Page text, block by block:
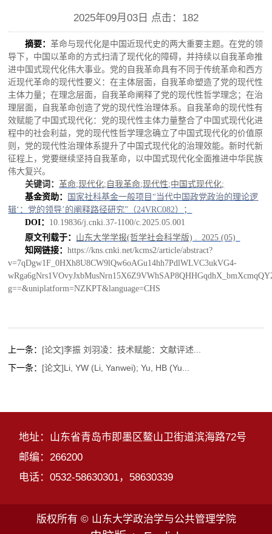
2025年09月03日 点击： 182
摘要：
革命与现代化是中国近现代史的两大重要主题。在党的领
导下，中国以革命的方式扫清了现代化的障碍，并持续以自我革命推
进中国式现代化伟大事业。党的自我革命具有不同于传统革命和西方
近现代革命的现代性要义：在主体层面，自我革命塑造了党的现代性
主体力量；在理念层面，自我革命阐释了党的现代性哲学理念；在治
理层面，自我革命创造了党的现代性治理体系。自我革命的现代性有
效赋能了中国式现代化：党的现代性主体力量整合了中国式现代化进
程中的社会利益，党的现代性哲学理念确立了中国式现代化的价值原
则，党的现代性治理体系提升了中国式现代化的治理效能。新时代新
征程上，党要继续坚持自我革命，以中国式现代化全面推进中华民族
伟大复兴。
关键词：
革命;现代化; 自我革命;现代性;中国式现代化;
基金资助：
国家社科基金一般项目“当代中国政党政治的理论逻
辑‘：党的领导’的阐释路径研究”（24VRC082）；
DOI： 10.19836/j.cnki.37-1100/c.2025.05.001
原文刊载于： 山东大学学报(哲学社会科学版) .2025 (05)
知网链接：https://kns.cnki.net/kcms2/article/abstract?
v=7qDgw1F_0HXh8U8CW9lQw6oAGu14hh7PdlWLVC3ukVG4-
g==&uniplatform=NZKPT&language=CHS
上一条： [论文]李振 刘羽凌：技术赋能：文献评述...
下一条： [论文]Li, YW (Li, Yanwei); Yu, HB (Yu...
地址：山东省青岛市即墨区鳌山卫街道滨海路72号
邮编：266200
电话：0532-58630301，58630339
版权所有 © 山东大学政治学与公共管理学院